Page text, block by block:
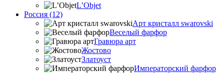
L’Objet
Россия (12)
Арт кристалл swarovski
Веселый фарфор
Гравюра арт
Жостово
Златоуст
Императорский фарфор